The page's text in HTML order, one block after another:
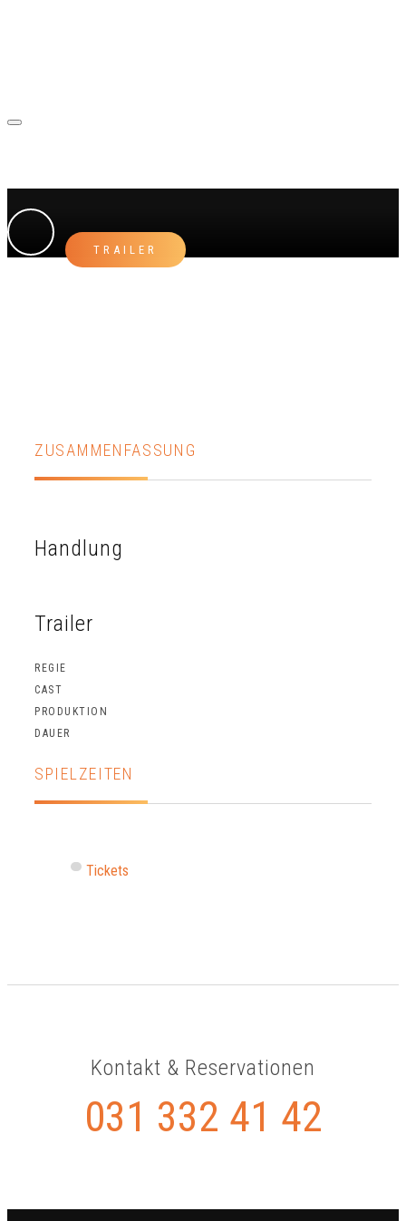
TRAILER
ZUSAMMENFASSUNG
Handlung
Trailer
REGIE
CAST
PRODUKTION
DAUER
SPIELZEITEN
Tickets
Kontakt & Reservationen
031 332 41 42